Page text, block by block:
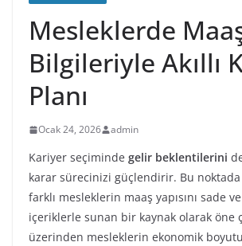
Mesleklerde
Bilgileriyle Akıllı
Planı
Ocak 24, 2026 admin
Kariyer seçiminde gelir beklentilerini
karar sürecinizi güçlendirir. Bu noktada
farklı mesleklerin maaş yapısını sade
içeriklerle sunan bir kaynak olarak öne
üzerinden mesleklerin ekonomik